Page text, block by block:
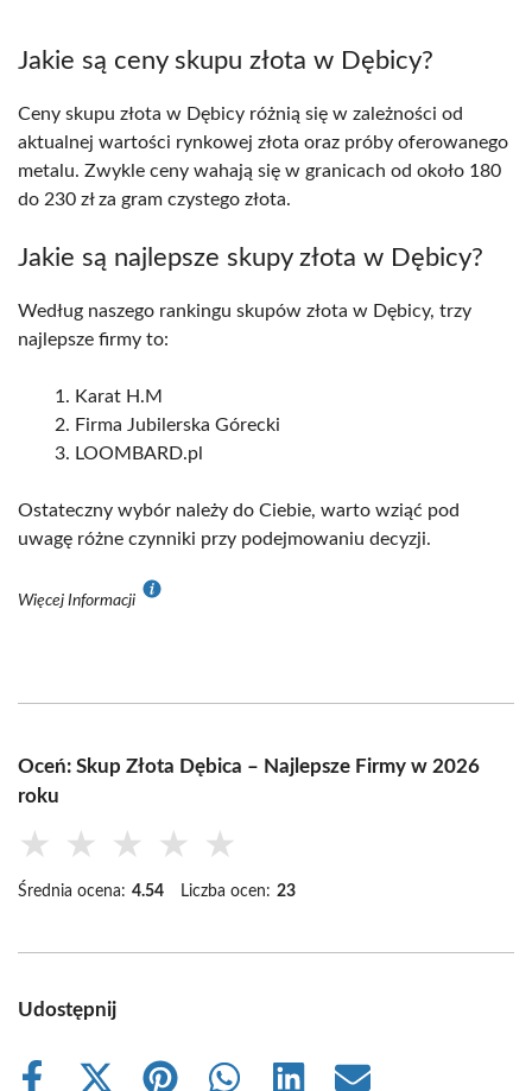
Jakie są ceny skupu złota w Dębicy?
Ceny skupu złota w Dębicy różnią się w zależności od
aktualnej wartości rynkowej złota oraz próby oferowanego
metalu. Zwykle ceny wahają się w granicach od około 180
do 230 zł za gram czystego złota.
Jakie są najlepsze skupy złota w Dębicy?
Według naszego rankingu skupów złota w Dębicy, trzy
najlepsze firmy to:
Karat H.M
Firma Jubilerska Górecki
LOOMBARD.pl
Ostateczny wybór należy do Ciebie, warto wziąć pod
uwagę różne czynniki przy podejmowaniu decyzji.
Więcej Informacji
Oceń: Skup Złota Dębica – Najlepsze Firmy w 2026
roku
★ ★ ★ ★ ★
Średnia ocena: 4.54 Liczba ocen: 23
Udostępnij
Share Share Share Share Share Share